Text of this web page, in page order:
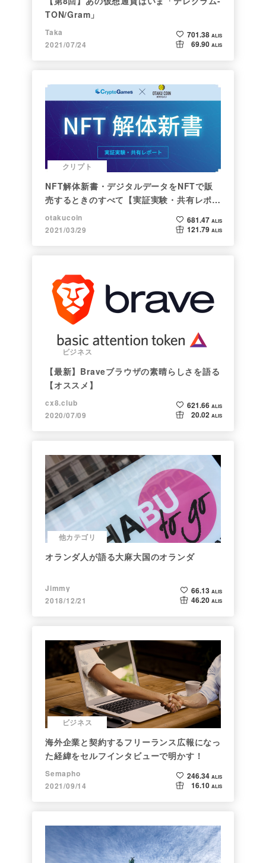
TON/Gram」
Taka
2021/07/24
701.38 ALIS
69.90 ALIS
クリプト
NFT解体新書・デジタルデータをNFTで販
売するときのすべて【実証実験・共有レポー
ト】
otakucoin
2021/03/29
681.47 ALIS
121.79 ALIS
ビジネス
【最新】Braveブラウザの素晴らしさを語る
【オススメ】
cx8.club
2020/07/09
621.66 ALIS
20.02 ALIS
他カテゴリ
オランダ人が語る大麻大国のオランダ
Jimmy
2018/12/21
66.13 ALIS
46.20 ALIS
ビジネス
海外企業と契約するフリーランス広報になっ
た経緯をセルフインタビューで明かす！
Semapho
2021/09/14
246.34 ALIS
16.10 ALIS